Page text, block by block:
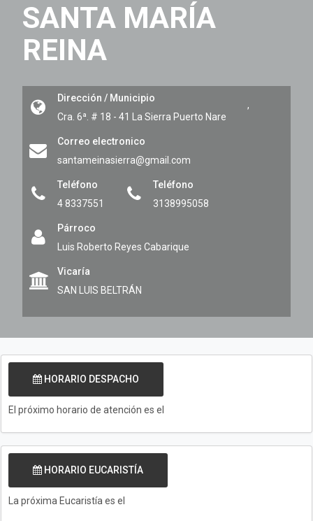
SANTA MARÍA
REINA
Dirección / Municipio
Cra. 6ª. # 18 - 41 La Sierra Puerto Nare
Correo electronico
santameinasierra@gmail.com
Teléfono
4 8337551
,
Teléfono
3138995058
Párroco
Luis Roberto Reyes Cabarique
Vicaría
SAN LUIS BELTRÁN
HORARIO DESPACHO
El próximo horario de atención es el
HORARIO EUCARISTÍA
La próxima Eucaristía es el